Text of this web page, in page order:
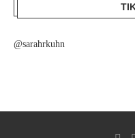
@sarahrkuhn